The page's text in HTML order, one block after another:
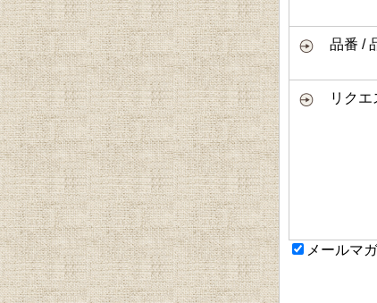
品番 /
リクエ
メールマ